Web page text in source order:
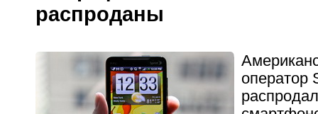
распроданы
оператор